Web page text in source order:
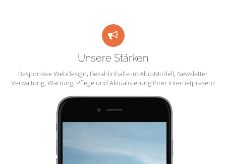
Unsere Stärken
Responsive Webdesign, Bezahlinhalte im Abo-Modell, Newsletter
Verwaltung, Wartung, Pflege und Aktualisierung Ihrer Internetpräsenz